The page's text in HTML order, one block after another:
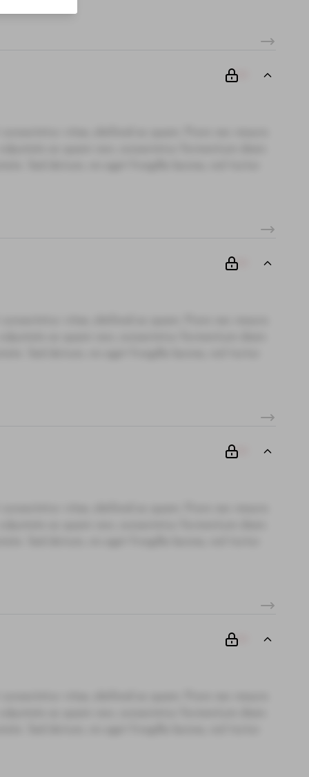
00
ac quam non, consectetur fermentum diam.
00
ac quam non, consectetur fermentum diam.
00
ac quam non, consectetur fermentum diam.
00
ac quam non, consectetur fermentum diam.